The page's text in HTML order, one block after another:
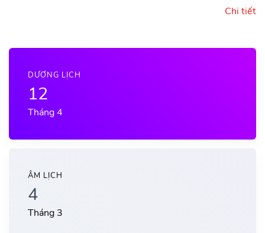
Chi tiết
DƯƠNG LỊCH
12
Tháng 4
ÂM LỊCH
4
Tháng 3